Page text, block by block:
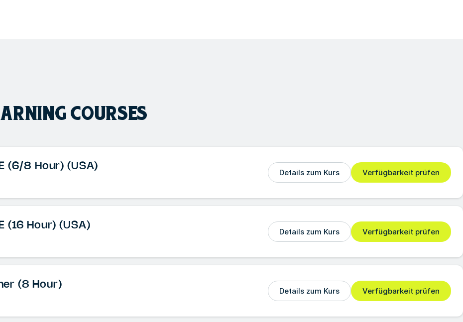
COURSES
(6/8 Hour) (USA)
Details zum Kurs Verfügbarkeit prüfen
(16 Hour) (USA)
Details zum Kurs Verfügbarkeit prüfen
(8 Hour)
Details zum Kurs Verfügbarkeit prüfen